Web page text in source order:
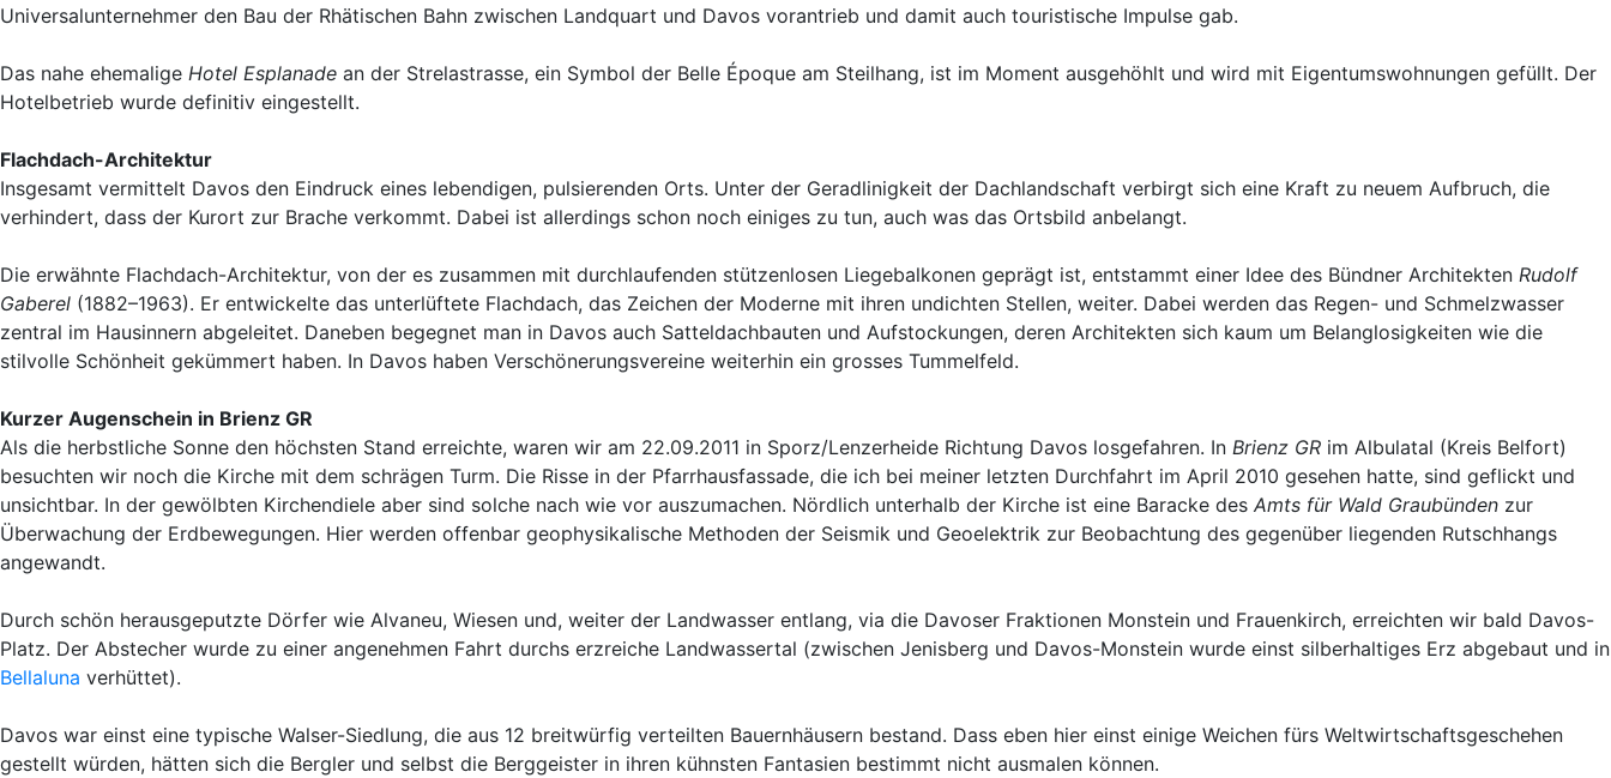
Universalunternehmer den Bau der Rhätischen Bahn zwischen Landquart und Davos vorantrieb und damit auch touristische Impulse gab.
Das nahe ehemalige Hotel Esplanade an der Strelastrasse, ein Symbol der Belle Époque am Steilhang, ist im Moment ausgehöhlt und wird mit Eigentumswohnungen gefüllt. Der
Hotelbetrieb wurde definitiv eingestellt.
Flachdach-Architektur
Insgesamt vermittelt Davos den Eindruck eines lebendigen, pulsierenden Orts. Unter der Geradlinigkeit der Dachlandschaft verbirgt sich eine Kraft zu neuem Aufbruch, die
verhindert, dass der Kurort zur Brache verkommt. Dabei ist allerdings schon noch einiges zu tun, auch was das Ortsbild anbelangt.
Die erwähnte Flachdach-Architektur, von der es zusammen mit durchlaufenden stützenlosen Liegebalkonen geprägt ist, entstammt einer Idee des Bündner Architekten Rudolf
Gaberel (1882–1963). Er entwickelte das unterlüftete Flachdach, das Zeichen der Moderne mit ihren undichten Stellen, weiter. Dabei werden das Regen- und Schmelzwasser
zentral im Hausinnern abgeleitet. Daneben begegnet man in Davos auch Satteldachbauten und Aufstockungen, deren Architekten sich kaum um Belanglosigkeiten wie die
stilvolle Schönheit gekümmert haben. In Davos haben Verschönerungsvereine weiterhin ein grosses Tummelfeld.
Kurzer Augenschein in Brienz GR
Als die herbstliche Sonne den höchsten Stand erreichte, waren wir am 22.09.2011 in Sporz/Lenzerheide Richtung Davos losgefahren. In Brienz GR im Albulatal (Kreis Belfort)
besuchten wir noch die Kirche mit dem schrägen Turm. Die Risse in der Pfarrhausfassade, die ich bei meiner letzten Durchfahrt im April 2010 gesehen hatte, sind geflickt und
unsichtbar. In der gewölbten Kirchendiele aber sind solche nach wie vor auszumachen. Nördlich unterhalb der Kirche ist eine Baracke des Amts für Wald Graubünden zur
Überwachung der Erdbewegungen. Hier werden offenbar geophysikalische Methoden der Seismik und Geoelektrik zur Beobachtung des gegenüber liegenden Rutschhangs
angewandt.
Durch schön herausgeputzte Dörfer wie Alvaneu, Wiesen und, weiter der Landwasser entlang, via die Davoser Fraktionen Monstein und Frauenkirch, erreichten wir bald Davos-
Platz. Der Abstecher wurde zu einer angenehmen Fahrt durchs erzreiche Landwassertal (zwischen Jenisberg und Davos-Monstein wurde einst silberhaltiges Erz abgebaut und in
Bellaluna verhüttet).
Davos war einst eine typische Walser-Siedlung, die aus 12 breitwürfig verteilten Bauernhäusern bestand. Dass eben hier einst einige Weichen fürs Weltwirtschaftsgeschehen
gestellt würden, hätten sich die Bergler und selbst die Berggeister in ihren kühnsten Fantasien bestimmt nicht ausmalen können.